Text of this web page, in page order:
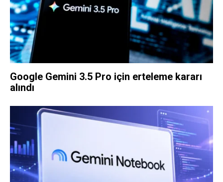
Google Gemini 3.5 Pro için erteleme kararı
alındı